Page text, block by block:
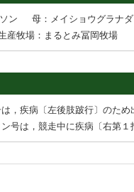
ン
母：メイショウグラナダ
産牧場：まるとみ冨岡牧場
，疾病〔左後肢跛行〕のため
号は，競走中に疾病〔右第